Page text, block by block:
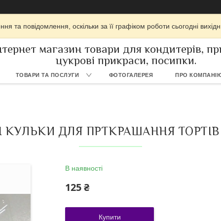
та повідомлення, оскільки за її графіком роботи сьогодні
магазин товари для кондитерів,
цукрові прикраси, посипки.
ТОВАРИ ТА ПОСЛУГИ ФОТОГАЛЕРЕЯ ПРО
ДЛЯ ПРТКРАШАННЯ ТОРТІВ
В наявності
125 ₴
Купити